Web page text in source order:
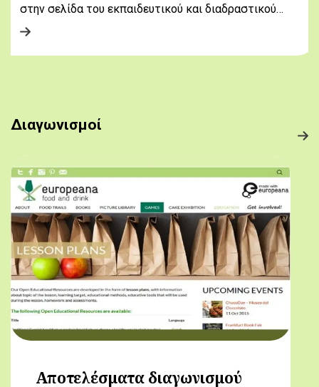
στην σελίδα του εκπαιδευτικού και διαδραστικού…
Διαγωνισμοί
Αποτελέσματα διαγωνισμού